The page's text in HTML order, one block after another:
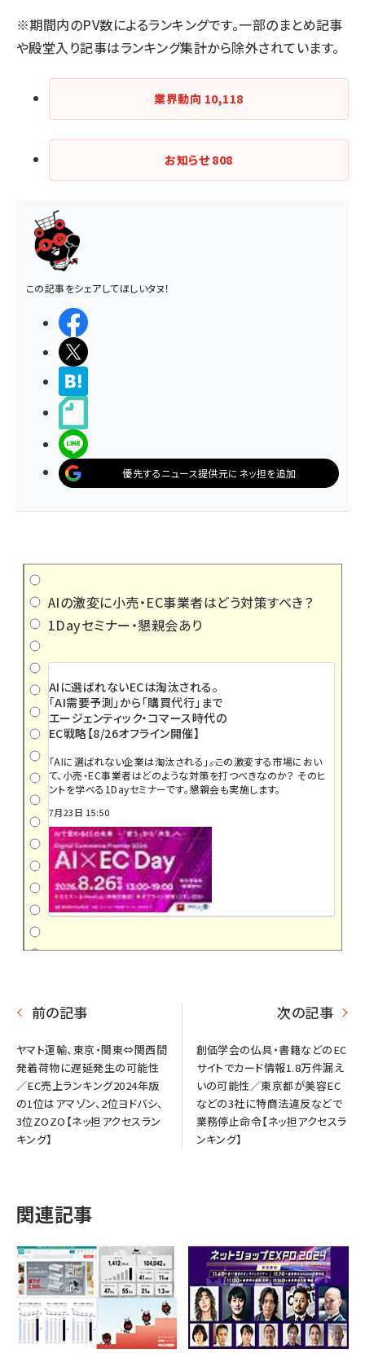
※期間内のPV数によるランキングです。一部のまとめ記事
や殿堂入り記事はランキング集計から除外されています。
業界動向 10,118
お知らせ808
この記事をシェアしてほしいタヌ！
優先するニュース提供元にネッ担を追加
AIの激変に小売・EC事業者はどう対策すべき？
1Dayセミナー・懇親会あり
AIに選ばれないECは淘汰される。
「AI需要予測」から「購買代行」まで
エージェンティック・コマース時代の
EC戦略【8/26オフライン開催】
「AIに選ばれない企業は淘汰される」――。この激変する市場におい
て、小売・EC事業者はどのような対策を打つべきなのか？ そのヒ
ントを学べる1Dayセミナーです。懇親会も実施します。
7月23日 15:50
前の記事
ヤマト運輸、東京・関東⇔関西間
発着荷物に遅延発生の可能性
／EC売上ランキング2024年版
の1位はアマゾン、2位ヨドバシ、
3位ZOZO【ネッ担アクセスラン
キング】
次の記事
創価学会の仏具・書籍などのEC
サイトでカード情報1.8万件漏え
いの可能性／東京都が美容EC
などの3社に特商法違反などで
業務停止命令【ネッ担アクセスラ
ンキング】
関連記事